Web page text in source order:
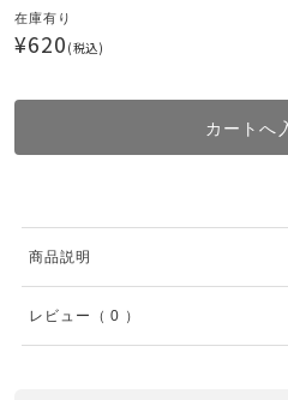
在庫有り
¥620 (税込)
商品説明
レビュー （ 0 ）